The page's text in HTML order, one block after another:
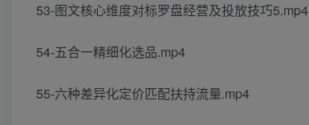
53-图文核心维度对标罗盘经营及投放技巧5.mp4
54-五合一精细化选品.mp4
55-六种差异化定价匹配扶持流量.mp4